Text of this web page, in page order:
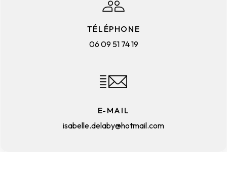
TÉLÉPHONE
06 09 51 74 19
E-MAIL
isabelle.delaby@hotmail.com